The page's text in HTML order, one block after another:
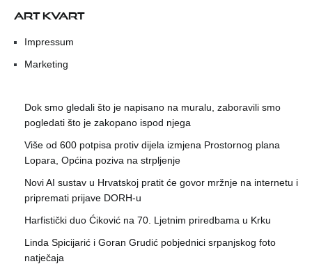
ART KVART
Impressum
Marketing
Dok smo gledali što je napisano na muralu, zaboravili smo
pogledati što je zakopano ispod njega
Više od 600 potpisa protiv dijela izmjena Prostornog plana
Lopara, Općina poziva na strpljenje
Novi AI sustav u Hrvatskoj pratit će govor mržnje na internetu i
pripremati prijave DORH-u
Harfistički duo Ćiković na 70. Ljetnim priredbama u Krku
Linda Spicijarić i Goran Grudić pobjednici srpanjskog foto
natječaja